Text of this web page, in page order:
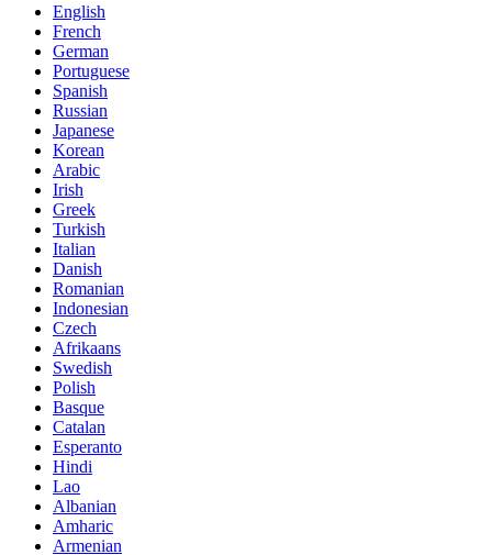
English
French
German
Portuguese
Spanish
Russian
Japanese
Korean
Arabic
Irish
Greek
Turkish
Italian
Danish
Romanian
Indonesian
Czech
Afrikaans
Swedish
Polish
Basque
Catalan
Esperanto
Hindi
Lao
Albanian
Amharic
Armenian